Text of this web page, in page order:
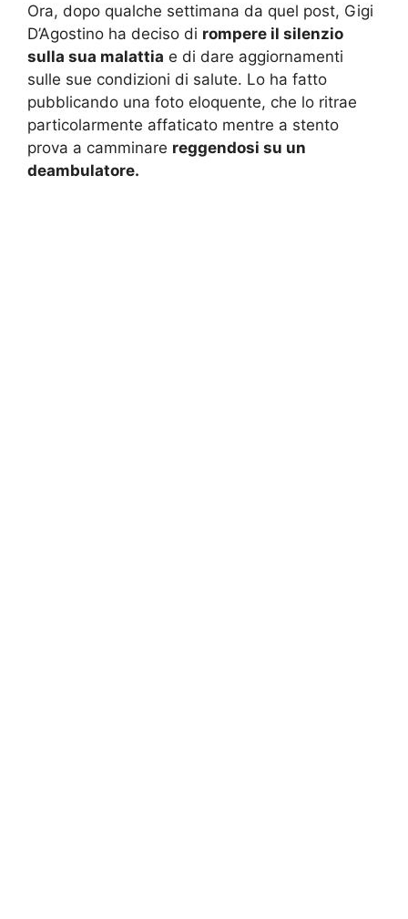
Ora, dopo qualche settimana da quel post, Gigi
D’Agostino ha deciso di rompere il silenzio
sulla sua malattia e di dare aggiornamenti
sulle sue condizioni di salute. Lo ha fatto
pubblicando una foto eloquente, che lo ritrae
particolarmente affaticato mentre a stento
prova a camminare reggendosi su un
deambulatore.